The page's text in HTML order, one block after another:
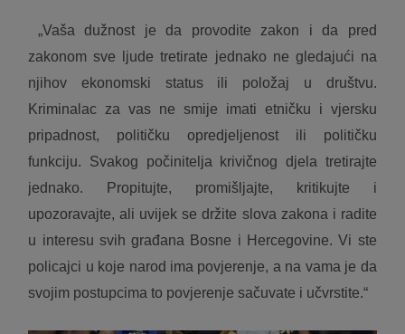
„Vaša dužnost je da provodite zakon i da pred
zakonom sve ljude tretirate jednako ne gledajući na
njihov ekonomski status ili položaj u društvu.
Kriminalac za vas ne smije imati etničku i vjersku
pripadnost, političku opredjeljenost ili političku
funkciju. Svakog počinitelja krivičnog djela tretirajte
jednako. Propitujte, promišljajte, kritikujte i
upozoravajte, ali uvijek se držite slova zakona i radite
u interesu svih građana Bosne i Hercegovine. Vi ste
policajci u koje narod ima povjerenje, a na vama je da
svojim postupcima to povjerenje sačuvate i učvrstite.“